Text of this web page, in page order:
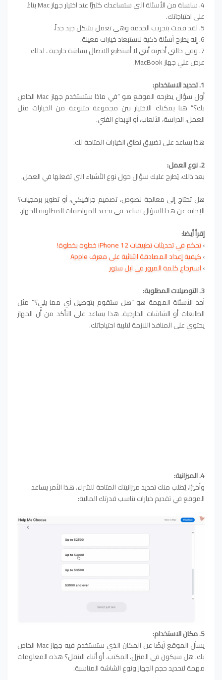
4. سلسلة من الأسئلة التي ستساعدك كثيرًا عند اختيار جهاز Mac بناءً
على احتياجاتك.
5. لقد قمت بتجريب الخدمة وهي تعمل بشكل جيد جداً.
6. إنه يطرح أسئلة ذكية لاستبعاد خيارات معينة.
7. وفي حالتي أخبرته أنني لا أستطيع الاتصال بشاشة خارجية ، لذلك
عرض علي جهاز MacBook.
1. تحديد الاستخدام:
أول سؤال يطرحه الموقع هو “في ماذا ستستخدم جهاز Mac الخاص
بك؟” هنا يمكنك الاختيار بين مجموعة متنوعة من الخيارات مثل
العمل، الدراسة، الألعاب، أو الإبداع الفني.
هذا يساعد على تضييق نطاق الخيارات المتاحة لك.
2. نوع العمل:
بعد ذلك، يُطرح عليك سؤال حول نوع الأشياء التي تفعلها في العمل.
هل تحتاج إلى معالجة نصوص، تصميم جرافيكي، أو تطوير برمجيات؟
الإجابة عن هذا السؤال تساعد في تحديد المواصفات المطلوبة للجهاز.
إقرأ أيضا:
›تحكم في تحديثات تطبيقات iPhone 12 خطوة بخطوة!
›كيفية إعداد المصادقة الثنائية على معرف Apple
›استرجاع كلمة المرور في ابل ستور
3. التوصيلات المطلوبة:
أحد الأسئلة المهمة هو “هل ستقوم بتوصيل أي مما يلي؟” مثل
الطابعات أو الشاشات الخارجية. هذا يساعد على التأكد من أن الجهاز
يحتوي على المنافذ اللازمة لتلبية احتياجاتك.
4. الميزانية:
وأخيرًا، يُطلب منك تحديد ميزانيتك المتاحة للشراء. هذا الأمر يساعد
الموقع في تقديم خيارات تناسب قدرتك المالية:
5. مكان الاستخدام:
يسأل الموقع أيضًا عن المكان الذي ستستخدم فيه جهاز Mac الخاص
بك. هل سيكون في المنزل، المكتب، أو أثناء التنقل؟ هذه المعلومات
مهمة لتحديد حجم الجهاز ونوع الشاشة المناسبة.